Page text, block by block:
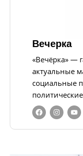
Вечерка
«Вечёрка» —
актуальные
социальные